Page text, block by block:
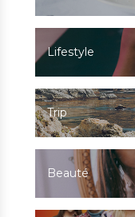
Lifestyle
Trip
Beauté